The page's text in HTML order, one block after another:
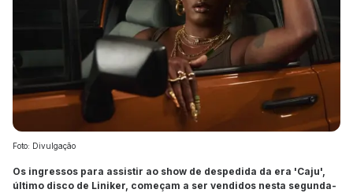
Foto: Divulgação
Os ingressos para assistir ao show de despedida da era 'Caju',
último disco de Liniker, começam a ser vendidos nesta segunda-